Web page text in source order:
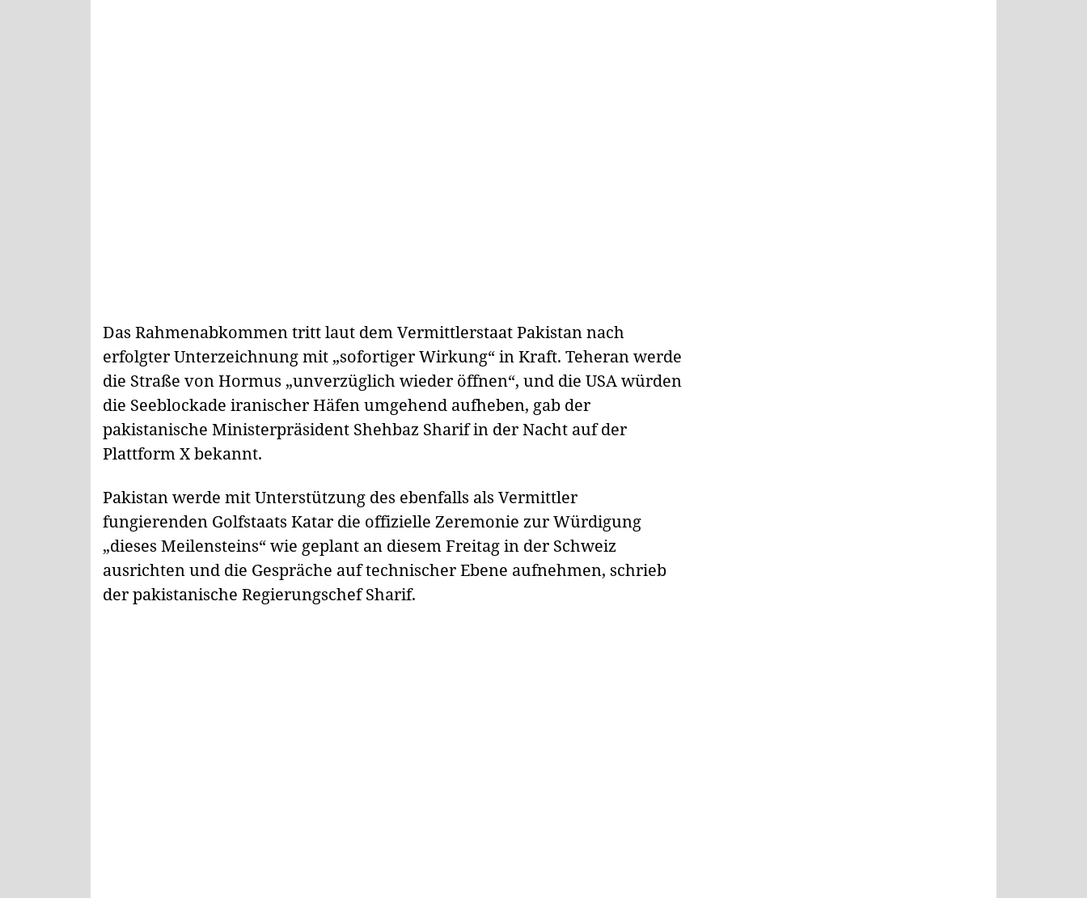
Das Rahmenabkommen tritt laut dem Vermittlerstaat Pakistan nach
erfolgter Unterzeichnung mit „sofortiger Wirkung“ in Kraft. Teheran werde
die Straße von Hormus „unverzüglich wieder öffnen“, und die USA würden
die Seeblockade iranischer Häfen umgehend aufheben, gab der
pakistanische Ministerpräsident Shehbaz Sharif in der Nacht auf der
Plattform X bekannt.
Pakistan werde mit Unterstützung des ebenfalls als Vermittler
fungierenden Golfstaats Katar die offizielle Zeremonie zur Würdigung
„dieses Meilensteins“ wie geplant an diesem Freitag in der Schweiz
ausrichten und die Gespräche auf technischer Ebene aufnehmen, schrieb
der pakistanische Regierungschef Sharif.